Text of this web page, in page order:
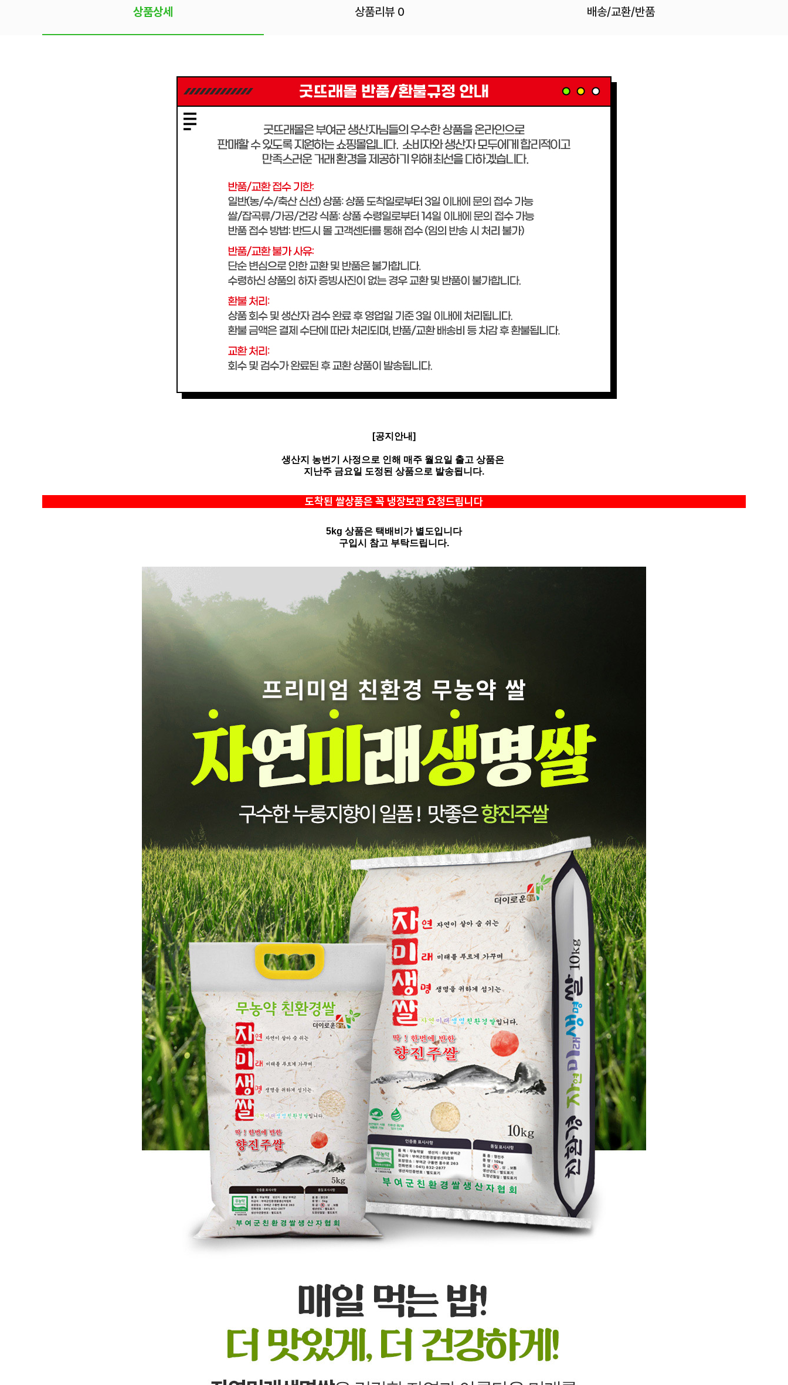
상품상세 상품리뷰 0 배송/교환/반품
[공지안내]
생산지 농번기 사정으로 인해 매주 월요일 출고 상품은
지난주 금요일 도정된 상품으로 발송됩니다.
도착된 쌀상품은 꼭 냉장보관 요청드립니다
5kg 상품은 택배비가 별도입니다
구입시 참고 부탁드립니다.